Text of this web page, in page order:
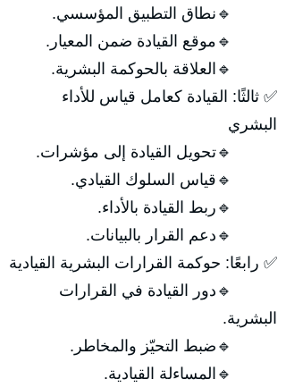
🔹نطاق التطبيق المؤسسي.
🔹موقع القيادة ضمن المعيار.
🔹العلاقة بالحوكمة البشرية.
✅ ثالثًا: القيادة كعامل قياس للأداء
البشري
🔹تحويل القيادة إلى مؤشرات.
🔹قياس السلوك القيادي.
🔹ربط القيادة بالأداء.
🔹دعم القرار بالبيانات.
✅ رابعًا: حوكمة القرارات البشرية القيادية
🔹دور القيادة في القرارات
البشرية.
🔹ضبط التحيّز والمخاطر.
🔹المساءلة القيادية.